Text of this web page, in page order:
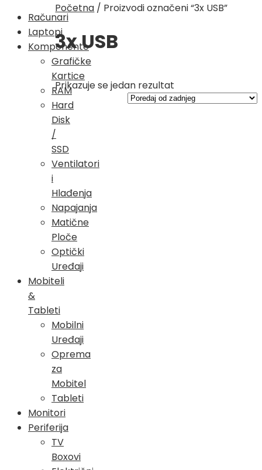
Računari
Laptopi
Komponente
Grafičke
Kartice
RAM
Hard
Disk
/
SSD
Ventilatori
i
Hlađenja
Napajanja
Matične
Ploče
Optički
Uređaji
Mobiteli
&
Tableti
Mobilni
Uređaji
Oprema
za
Mobitel
Tableti
Monitori
Periferija
TV
Boxovi
Početna / Proizvodi označeni “3x USB”
3x USB
Prikazuje se jedan rezultat